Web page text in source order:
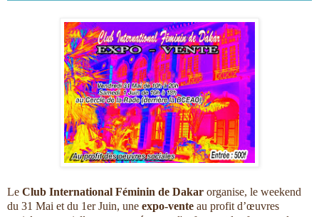
Le Club International Féminin de Dakar organise, le weekend
du 31 Mai et du 1er Juin, une expo-vente au profit d’œuvres